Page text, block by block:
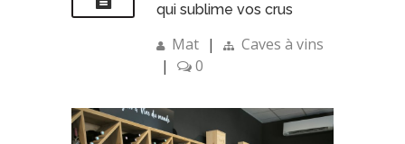
qui sublime vos crus
Mat |
Caves à vins
|
0